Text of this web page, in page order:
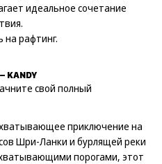
идеальное сочетание
рафтинг.
KANDY
свой полный
приключение на
Шри-Ланки и бурлящей реки
порогами, этот